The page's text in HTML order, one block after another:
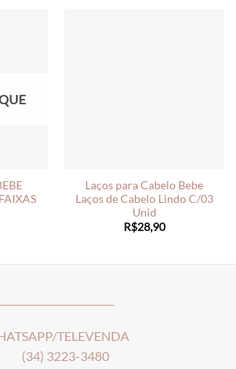
Laços para Cabelo Bebe
Laços de Cabelo Lindo C/03
Unid
R$28,90
TELEVENDA
(34) 3223-3480